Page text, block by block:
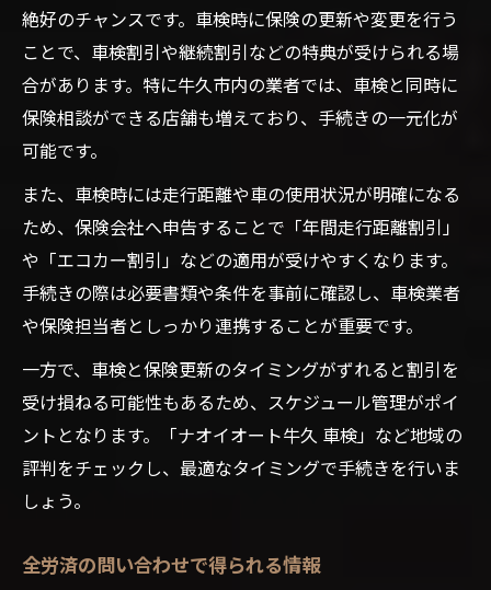
絶好のチャンスです。車検時に保険の更新や変更を行う
ことで、車検割引や継続割引などの特典が受けられる場
合があります。特に牛久市内の業者では、車検と同時に
保険相談ができる店舗も増えており、手続きの一元化が
可能です。
また、車検時には走行距離や車の使用状況が明確になる
ため、保険会社へ申告することで「年間走行距離割引」
や「エコカー割引」などの適用が受けやすくなります。
手続きの際は必要書類や条件を事前に確認し、車検業者
や保険担当者としっかり連携することが重要です。
一方で、車検と保険更新のタイミングがずれると割引を
受け損ねる可能性もあるため、スケジュール管理がポイ
ントとなります。「ナオイオート牛久 車検」など地域の
評判をチェックし、最適なタイミングで手続きを行いま
しょう。
全労済の問い合わせで得られる情報